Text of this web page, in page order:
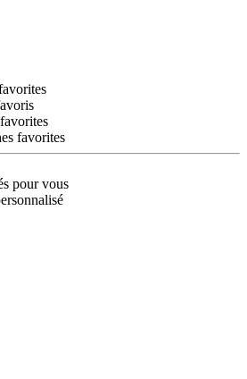
favorites
pour vous